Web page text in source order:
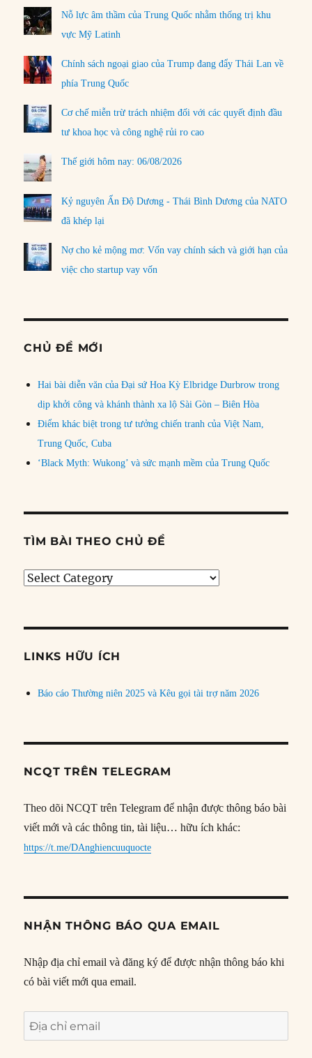
Nỗ lực âm thầm của Trung Quốc nhằm thống trị khu
vực Mỹ Latinh
Chính sách ngoại giao của Trump đang đẩy Thái Lan về
phía Trung Quốc
Cơ chế miễn trừ trách nhiệm đối với các quyết định đầu
tư khoa học và công nghệ rủi ro cao
Thế giới hôm nay: 06/08/2026
Kỷ nguyên Ấn Độ Dương - Thái Bình Dương của NATO
đã khép lại
Nợ cho kẻ mộng mơ: Vốn vay chính sách và giới hạn của
việc cho startup vay vốn
CHỦ ĐỀ MỚI
Hai bài diễn văn của Đại sứ Hoa Kỳ Elbridge Durbrow trong
dịp khởi công và khánh thành xa lộ Sài Gòn – Biên Hòa
Điểm khác biệt trong tư tưởng chiến tranh của Việt Nam,
Trung Quốc, Cuba
‘Black Myth: Wukong’ và sức mạnh mềm của Trung Quốc
TÌM BÀI THEO CHỦ ĐỀ
Tìm
đề
LINKS HỮU ÍCH
Báo cáo Thường niên 2025 và Kêu gọi tài trợ năm 2026
NCQT TRÊN TELEGRAM
Theo dõi NCQT trên Telegram để nhận được thông báo bài
viết mới và các thông tin, tài liệu… hữu ích khác:
https://t.me/DAnghiencuuquocte
NHẬN THÔNG BÁO QUA EMAIL
Nhập địa chỉ email và đăng ký để được nhận thông báo khi
có bài viết mới qua email.
Địa
chỉ